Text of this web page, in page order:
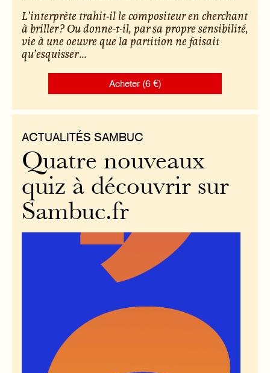
L’interprète trahit-il le compositeur en cherchant
à briller ? Ou donne-t-il, par sa propre sensibilité,
vie à une oeuvre que la partition ne faisait
qu’esquisser ...
Acheter (6 €)
ACTUALITÉS SAMBUC
Quatre nouveaux
quiz à découvrir sur
Sambuc.fr